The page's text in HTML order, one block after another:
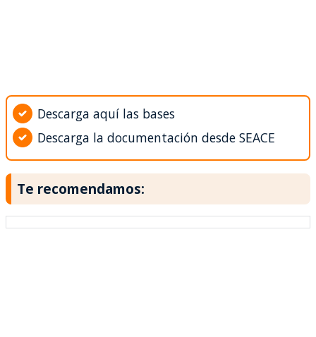
Descarga aquí las bases
Descarga la documentación desde SEACE
Te recomendamos: